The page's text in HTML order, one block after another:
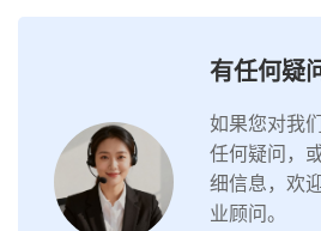
有任何疑
如果您对我
任何疑问，
细信息，欢
业顾问。